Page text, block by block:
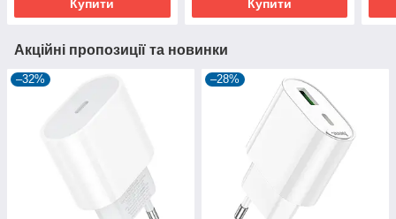
Купити Купити
Акційні пропозиції та новинки
–32% –28%